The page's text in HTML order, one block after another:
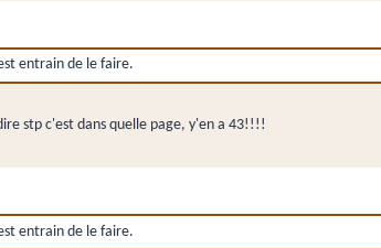
entrain de le faire.
stp c'est dans quelle page, y'en a 43!!!!
entrain de le faire.